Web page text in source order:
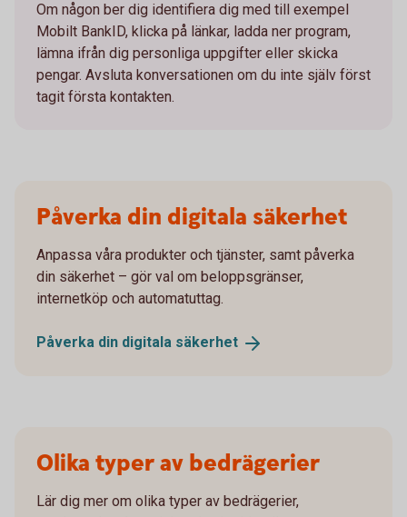
Om någon ber dig identifiera dig med till exempel
Mobilt BankID, klicka på länkar, ladda ner program,
lämna ifrån dig personliga uppgifter eller skicka
pengar. Avsluta konversationen om du inte själv först
tagit första kontakten.
Påverka din digitala säkerhet
Anpassa våra produkter och tjänster, samt påverka
din säkerhet – gör val om beloppsgränser,
internetköp och automatuttag.
Påverka din digitala säkerhet
Olika typer av bedrägerier
Lär dig mer om olika typer av bedrägerier,